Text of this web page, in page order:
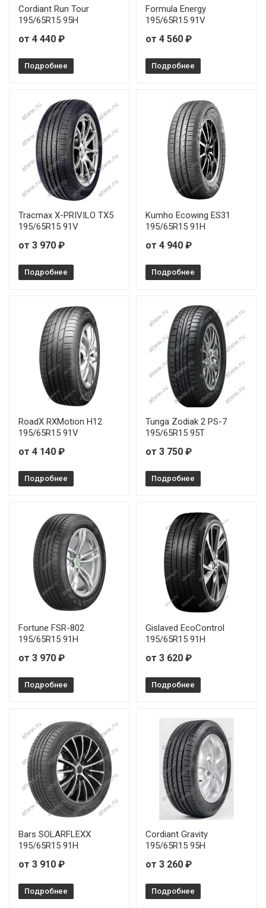
Cordiant Run Tour
195/65R15 95H
от 4 440 ₽
Подробнее
Formula Energy
195/65R15 91V
от 4 560 ₽
Подробнее
Tracmax X-PRIVILO TX5
195/65R15 91V
от 3 970 ₽
Подробнее
Kumho Ecowing ES31
195/65R15 91H
от 4 940 ₽
Подробнее
RoadX RXMotion H12
195/65R15 91V
от 4 140 ₽
Подробнее
Tunga Zodiak 2 PS-7
195/65R15 95T
от 3 750 ₽
Подробнее
Fortune FSR-802
195/65R15 91H
от 3 970 ₽
Подробнее
Gislaved EcoControl
195/65R15 91H
от 3 620 ₽
Подробнее
Bars SOLARFLEXX
195/65R15 91H
от 3 910 ₽
Подробнее
Cordiant Gravity
195/65R15 95H
от 3 260 ₽
Подробнее